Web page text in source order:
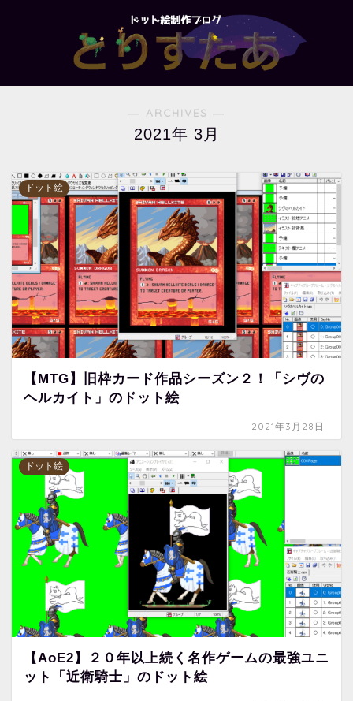
― ARCHIVES ―
2021年 3月
ドット絵
【MTG】旧枠カード作品シーズン２！「シヴの
ヘルカイト」のドット絵
2021年3月28日
ドット絵
【AoE2】２０年以上続く名作ゲームの最強ユニ
ット「近衛騎士」のドット絵